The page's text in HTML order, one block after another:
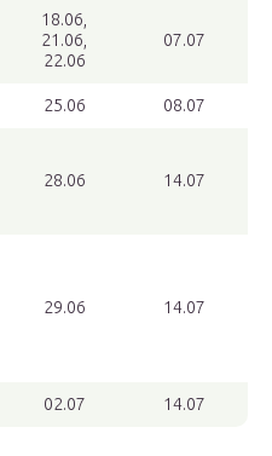
18.06,
21.06,
22.06
07.07
25.06 08.07
28.06 14.07
29.06 14.07
02.07 14.07